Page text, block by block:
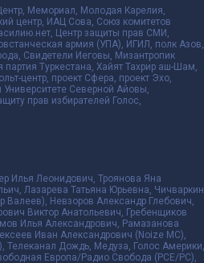
Мемориал, Молодая Карелия,
центр, ИАЦ Сова, Союз комитетов
Центр защиты прав СМИ,
армия (УПА), ИГИЛ, полк Азов,
Свидетели Иеговы, Мизантропик
Туркестана, Хайят Тахрир аш-Шам,
центр, проект Сфера, проект Эхо,
Северной Айовы,
прав избирателей Голос,
Илья Леонидович, Троянова Яна
Лазарева Татьяна Юрьевна, Чичваркин
Невзоров Александр Глебович,
Виктор Анатольевич, Гребенщиков
Илья Александрович, Рамазанова
Иван Александрович (Noize MC),
Дождь, Медуза, Голос Америки,
Европа/Радио Свобода (PCE/PC),